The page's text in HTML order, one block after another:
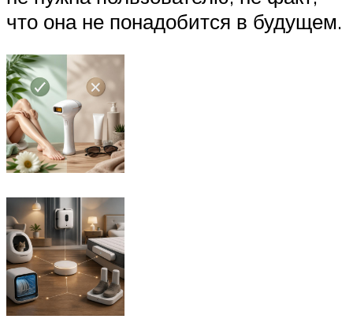
что она не понадобится в будущем.